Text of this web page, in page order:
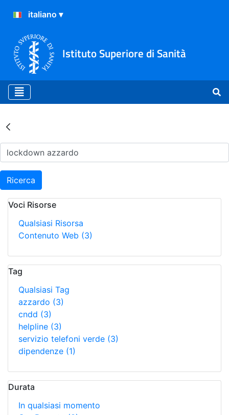
Istituto Superiore di Sanità
Risultati della Ricerca -
Ricerca
Voci Risorse
Qualsiasi Risorsa
Contenuto Web (3)
Tag
Qualsiasi Tag
azzardo (3)
cndd (3)
helpline (3)
servizio telefoni verde (3)
dipendenze (1)
Durata
In qualsiasi momento